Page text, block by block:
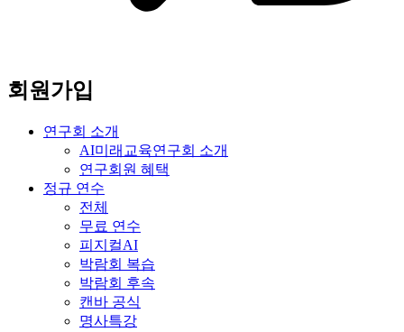
회원가입
연구회 소개
AI미래교육연구회 소개
연구회원 혜택
정규 연수
전체
무료 연수
피지컬AI
박람회 복습
박람회 후속
캔바 공식
명사특강